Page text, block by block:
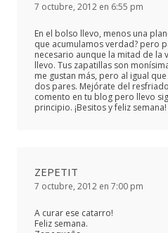
7 octubre, 2012 en 6:55 pm
En el bolso llevo, menos una
que acumulamos verdad? pero
necesario aunque la mitad de la
llevo. Tus zapatillas son
me gustan más, pero al igual
dos pares. Mejórate del
comento en tu blog pero llevo
principio. ¡Besitos y feliz semana!
ZEPETIT
7 octubre, 2012 en 7:00 pm
A curar ese catarro!
Feliz semana.